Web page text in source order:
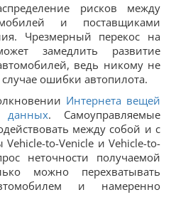
рисков между
и поставщиками
Чрезмерный перекос на
замедлить развитие
ведь никому не
ошибки автопилота.
Интернета вещей
. Самоуправляемые
между собой и с
to-Venicle и Vehicle-to-
неточности получаемой
можно перехватывать
и намеренно